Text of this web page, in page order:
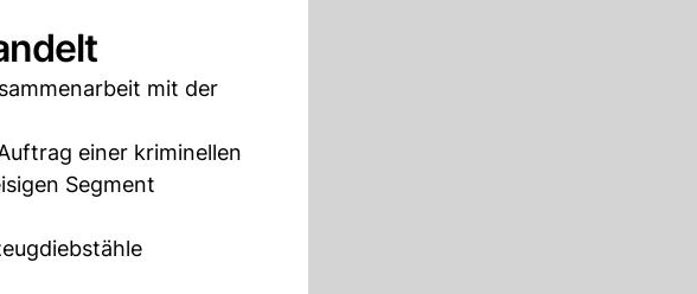
mit der
einer kriminellen
Segment